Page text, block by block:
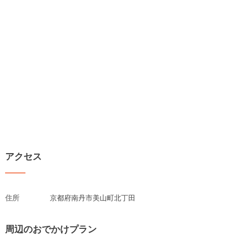
アクセス
住所 京都府南丹市美山町北丁田
周辺のおでかけプラン